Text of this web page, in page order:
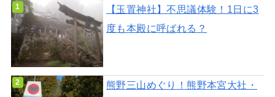
【玉置神社】不思議体験！1日に3
度も本殿に呼ばれる？
熊野三山めぐり！熊野本宮大社・